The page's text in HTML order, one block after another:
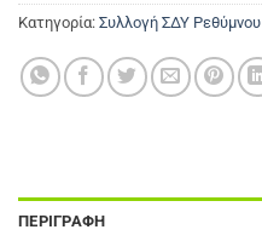
Κατηγορία: Συλλογή ΣΔΥ Ρεθύμνου
ΠΕΡΙΓΡΑΦΉ